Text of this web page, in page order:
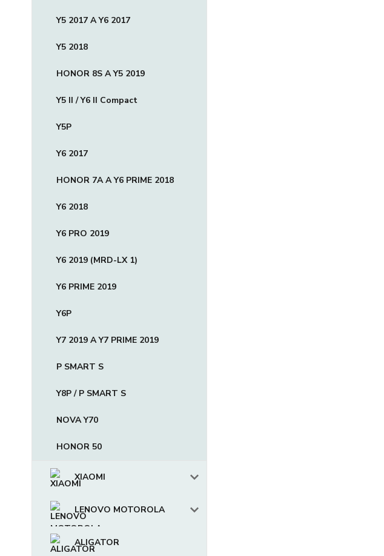
Y5 2017 A Y6 2017
Y5 2018
HONOR 8S A Y5 2019
Y5 II / Y6 II Compact
Y5P
Y6 2017
HONOR 7A A Y6 PRIME 2018
Y6 2018
Y6 PRO 2019
Y6 2019 (MRD-LX 1)
Y6 PRIME 2019
Y6P
Y7 2019 A Y7 PRIME 2019
P SMART S
Y8P / P SMART S
NOVA Y70
HONOR 50
XIAOMI
LENOVO MOTOROLA
ALIGATOR